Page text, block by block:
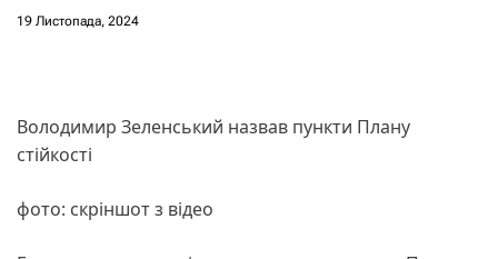
19 Листопада, 2024
Володимир Зеленський назвав пункти Плану
стійкості
фото: скріншот з відео